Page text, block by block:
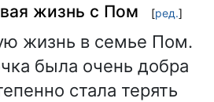
жизнь с Пом [ред.]
жизнь в семье Пом.
была очень добра
стала терять